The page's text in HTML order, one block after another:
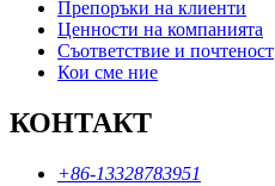
Препоръки на клиенти
Ценности на компанията
Съответствие и почтеност
Кои сме ние
КОНТАКТ
+86-13328783951